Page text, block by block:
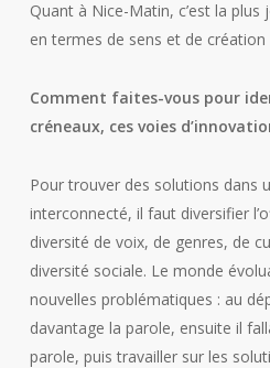
Quant à Nice-Matin, c’est la
en termes de sens et de création
Comment faites-vous pour
créneaux, ces voies
Pour trouver des solutions dans
interconnecté, il faut diversifier
diversité de voix, de genres, de
diversité sociale. Le monde
nouvelles problématiques : au
davantage la parole, ensuite il
parole, puis travailler sur les